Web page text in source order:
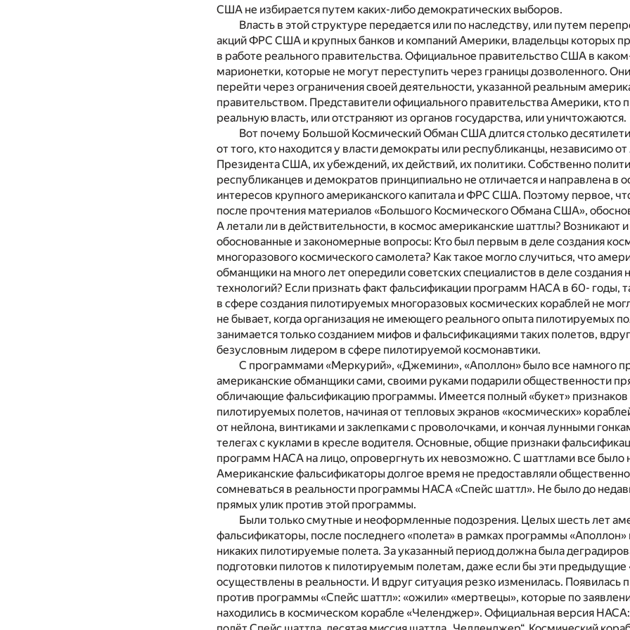
США не избирается путем каких-либо демократических выборов.
Власть в этой структуре передается или по наследству, или путем
акций ФРС США и крупных банков и компаний Америки, владельцы которых
в работе реального правительства. Официальное правительство США в
марионетки, которые не могут переступить через границы дозволенного.
перейти через ограничения своей деятельности, указанной реальным
правительством. Представители официального правительства Америки, кто
реальную власть, или отстраняют из органов государства, или уничтожаются.
Вот почему Большой Космический Обман США длится столько
от того, кто находится у власти демократы или республиканцы, независимо
Президента США, их убеждений, их действий, их политики. Собственно
республиканцев и демократов принципиально не отличается и направлена в
интересов крупного американского капитала и ФРС США. Поэтому первое,
после прочтения материалов «Большого Космического Обмана США»,
А летали ли в действительности, в космос американские шаттлы? Возникают
обоснованные и закономерные вопросы: Кто был первым в деле создания
многоразового космического самолета? Как такое могло случиться, что
обманщики на много лет опередили советских специалистов в деле создания
технологий? Если признать факт фальсификации программ НАСА в 60- годы,
в сфере создания пилотируемых многоразовых космических кораблей не
не бывает, когда организация не имеющего реального опыта пилотируемых
занимается только созданием мифов и фальсификациями таких полетов,
безусловным лидером в сфере пилотируемой космонавтики.
С программами «Меркурий», «Джемини», «Аполлон» было все намного
американские обманщики сами, своими руками подарили общественности
обличающие фальсификацию программы. Имеется полный «букет» признаков
пилотируемых полетов, начиная от тепловых экранов «космических»
от нейлона, винтиками и заклепками с проволочками, и кончая лунными
телегах с куклами в кресле водителя. Основные, общие признаки
программ НАСА на лицо, опровергнуть их невозможно. С шаттлами все было
Американские фальсификаторы долгое время не предоставляли
сомневаться в реальности программы НАСА «Спейс шаттл». Не было до
прямых улик против этой программы.
Были только смутные и неоформленные подозрения. Целых шесть лет
фальсификаторы, после последнего «полета» в рамках программы
никаких пилотируемые полета. За указанный период должна была
подготовки пилотов к пилотируемым полетам, даже если бы эти предыдущие
осуществлены в реальности. И вдруг ситуация резко изменилась. Появилась
против программы «Спейс шаттл»: «ожили» «мертвецы», которые по
находились в космическом корабле «Челенджер». Официальная версия